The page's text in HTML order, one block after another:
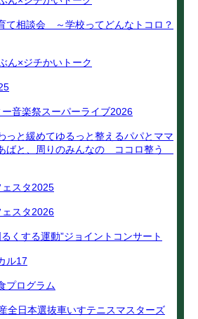
て相談会 ～学校ってどんなトコロ？
ん×ジチかいトーク
音楽祭スーパーライブ2026
っと緩めてゆるっと整えるパパとママ
ばと、周りのみんなの ココロ整う
スタ2025
スタ2026
くする運動”ジョイントコンサート
ル17
プログラム
全日本選抜車いすテニスマスターズ